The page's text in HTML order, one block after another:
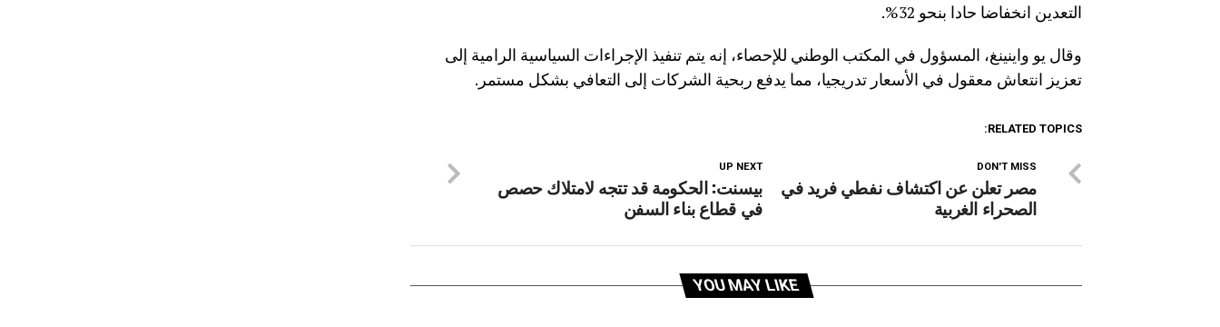
التعدين انخفاضا حادا بنحو 32%.
وقال يو واينينغ، المسؤول في المكتب الوطني للإحصاء، إنه يتم تنفيذ الإجراءات السياسية الرامية إلى
تعزيز انتعاش معقول في الأسعار تدريجيا، مما يدفع ربحية الشركات إلى التعافي بشكل مستمر.
RELATED TOPICS:
UP NEXT
بيسنت: الحكومة قد تتجه لامتلاك حصص
في قطاع بناء السفن
DON'T MISS
مصر تعلن عن اكتشاف نفطي فريد في
الصحراء الغربية
YOU MAY LIKE